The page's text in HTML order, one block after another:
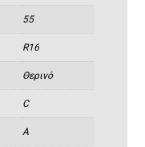
55
R16
Θερινό
C
A